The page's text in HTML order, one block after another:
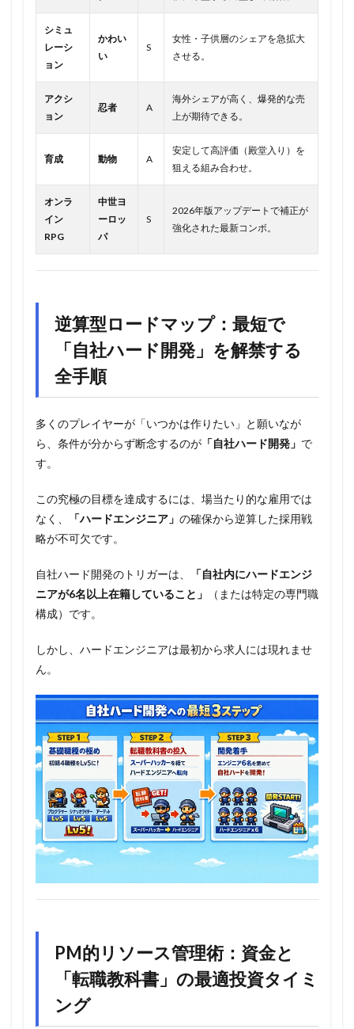
シミュ
レーシ
ョン
かわい
い
S
女性・子供層のシェアを急拡大
させる。
アクシ
ョン
忍者 A
海外シェアが高く、爆発的な売
上が期待できる。
育成 動物 A
安定して高評価（殿堂入り）を
狙える組み合わせ。
オンラ
イン
RPG
中世ヨ
ーロッ
パ
S
2026年版アップデートで補正が
強化された最新コンボ。
逆算型ロードマップ：最短で
「自社ハード開発」を解禁する
全手順
多くのプレイヤーが「いつかは作りたい」と願いなが
ら、条件が分からず断念するのが 「自社ハード開発」 で
す。
この究極の目標を達成するには、場当たり的な雇用では
なく、
「ハードエンジニア」 の確保から逆算した採用戦
略が不可欠です。
自社ハード開発のトリガーは、
「自社内にハードエンジ
ニアが6名以上在籍していること」
（または特定の専門職
構成）です。
しかし、ハードエンジニアは最初から求人には現れませ
ん。
PM的リソース管理術：資金と
「転職教科書」の最適投資タイミ
ング